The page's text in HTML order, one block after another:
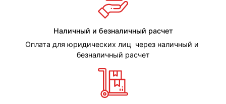
Наличный и безналичный расчет
Оплата для юридических лиц через наличный и
безналичный расчет